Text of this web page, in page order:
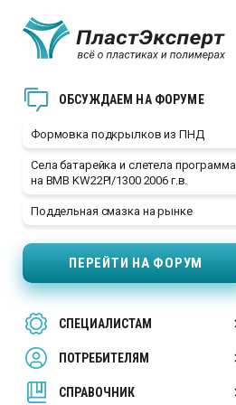
ОБСУЖДАЕМ НА ФОРУМЕ
Формовка подкрылков из ПНД
Села батарейка и слетела программа
на BMB KW22PI/1300 2006 г.в.
Поддельная смазка на рынке
ПЕРЕЙТИ НА ФОРУМ
СПЕЦИАЛИСТАМ
ПОТРЕБИТЕЛЯМ
СПРАВОЧНИК